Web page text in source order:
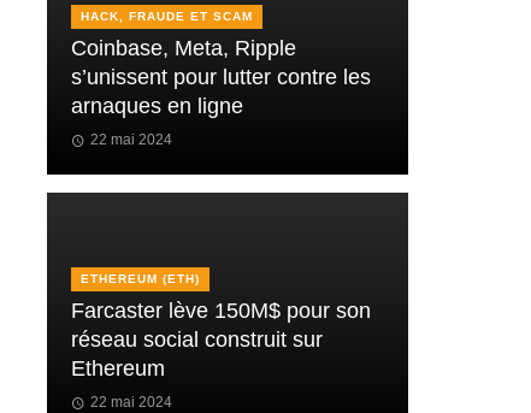
HACK, FRAUDE ET SCAM
Coinbase, Meta, Ripple
s’unissent pour lutter contre les
arnaques en ligne
22 mai 2024
ETHEREUM (ETH)
Farcaster lève 150M$ pour son
réseau social construit sur
Ethereum
22 mai 2024